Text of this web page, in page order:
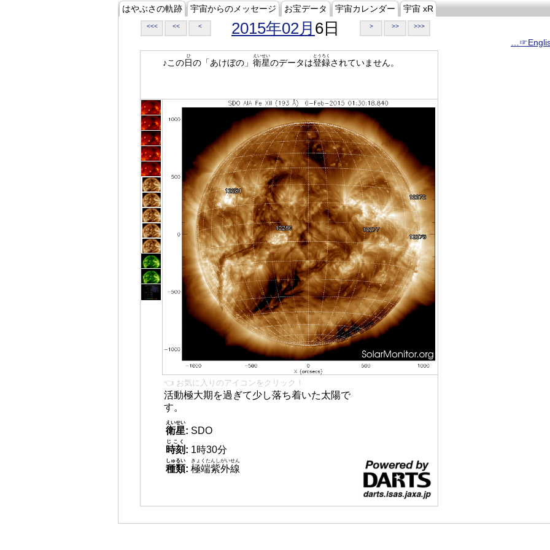
はやぶさの軌跡 宇宙からのメッセージ お宝データ 宇宙カレンダー 宇宙 xR
<<< << < 2015年02月 6日 > >> >>>
♪この日
ひ
の「あけぼの」 衛星
えいせい
のデータは登録
とうろく
されていません。
👈 お気に入りのアイコンをクリック！
活動極大期を過ぎて少し落ち着いた太陽で
す。
衛星
えいせい
: SDO
時刻
じこく
: 1時30分
種類
しゅるい
: 極端紫外線
きょくたんしがいせん